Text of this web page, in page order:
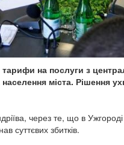
на послуги з
міста. Рішення
через те, що в
суттєвих збитків.